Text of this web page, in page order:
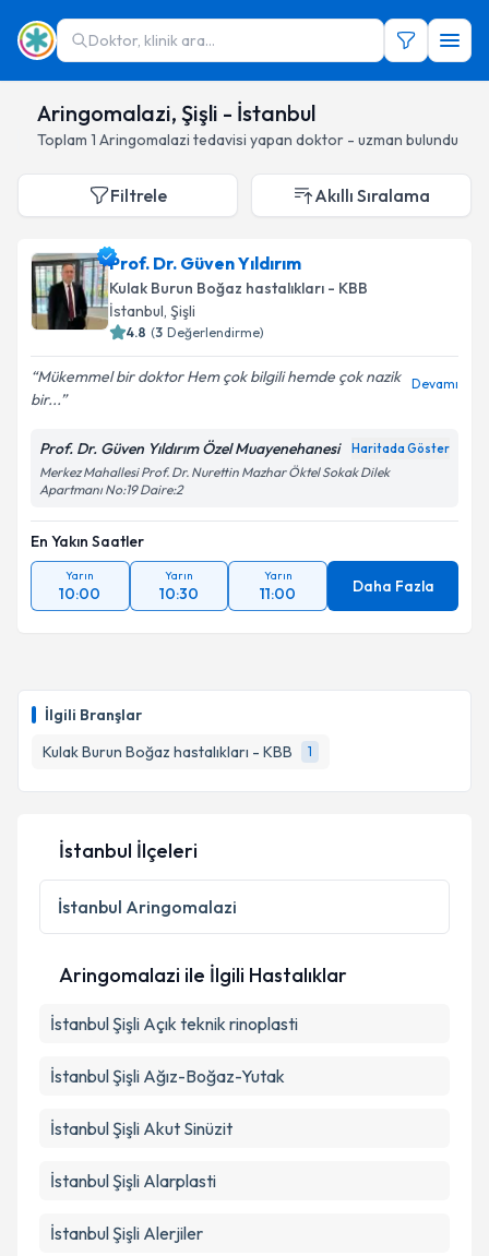
Doktor, klinik ara...
Aringomalazi, Şişli - İstanbul
Toplam 1 Aringomalazi tedavisi yapan doktor - uzman bulundu
İlgili Branşlar
Kulak Burun Boğaz hastalıkları - KBB
1
Filtrele Akıllı Sıralama
Prof. Dr. Güven Yıldırım
Kulak Burun Boğaz hastalıkları - KBB
İstanbul, Şişli
4.8 (3 Değerlendirme)
Mükemmel bir doktor Hem çok bilgili hemde çok nazik
bir...
Devamı
Prof. Dr. Güven Yıldırım Özel Muayenehanesi Haritada Göster
Merkez Mahallesi Prof. Dr. Nurettin Mazhar Öktel Sokak Dilek
Apartmanı No:19 Daire:2
En Yakın Saatler
Yarın
10:00
Yarın
10:30
Yarın
11:00 Daha Fazla
İstanbul İlçeleri
İstanbul Aringomalazi
Aringomalazi ile İlgili Hastalıklar
İstanbul Şişli Açık teknik rinoplasti
İstanbul Şişli Ağız-Boğaz-Yutak
İstanbul Şişli Akut Sinüzit
İstanbul Şişli Alarplasti
İstanbul Şişli Alerjiler